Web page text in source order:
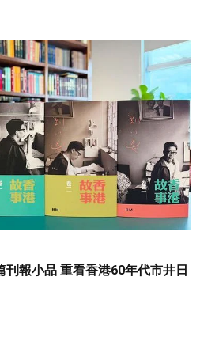
報小品 重看香港60年代市井日